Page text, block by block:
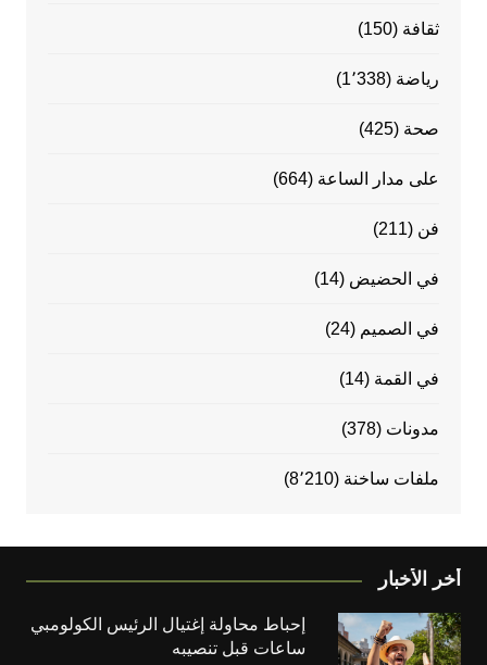
ثقافة (150)
رياضة (1٬338)
صحة (425)
على مدار الساعة (664)
فن (211)
في الحضيض (14)
في الصميم (24)
في القمة (14)
مدونات (378)
ملفات ساخنة (8٬210)
أخر الأخبار
إحباط محاولة إغتيال الرئيس الكولومبي
ساعات قبل تنصيبه